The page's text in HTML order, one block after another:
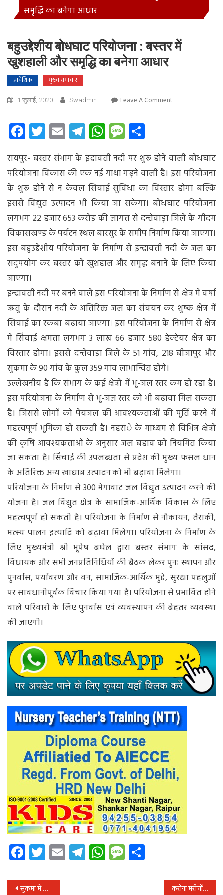
समृद्धि का बनेगा आधार
बहुउद्देशीय बोधघाट परियोजना : बस्तर में
खुशहाली और समृद्धि का बनेगा आधार
प्रादेशिक मुख्य समाचार
1 जुलाई, 2020 Swadmin Leave A CommentOn
बस्तर
में
खुशहाली
और
समृद्धि
का
बनेगा
आधार
Facebook
Twitter
EmailTelegram
WhatsApp
Message
रायपुर- बस्तर संभाग के इंद्रावती नदी पर शुरू होने वाली बोधघाट
परियोजना विकास की एकनई गाथा गढ़ने वाली है। इस परियोजना
के शुरू होने से न केवल सिंचाई सुविधा का विस्तार होगा बल्कि
इससे विद्युत उत्पादन भी किया जा सकेगा। बोधघाट परियोजना
लगभग 22 हजार 653 करोड़ की लागत से दन्तेवाड़ा जिले के गीदम
विकासखण्ड के पर्यटन स्थल बारसुर के समीप निर्माण किया जाएगा।
इस बहुउद्देशीय परियोजना के निर्माण से इन्द्रावती नदी के जल का
सदुपयोग कर बस्तर को खुशहाल और समृद्ध बनाने के लिए किया
जाएगा।
इन्द्रावती नदी पर बनने वाले इस परियोजना के निर्माण से क्षेत्र में वर्षा
ऋतु के दौरान नदी के अतिरिक्त जल का संचयन कर शुष्क क्षेत्र में
सिंचाई का रकबा बढ़ाया जाएगा। इस परियोजना के निर्माण से क्षेत्र
में सिंचाई क्षमता लगभग 3 लाख 66 हजार 580 हेक्टेयर क्षेत्र का
विस्तार होगा। इससे दन्तेवाड़ा जिले के 51 गांव, 218 बीजापुर और
सुकमा के 90 गांव के कुल 359 गांव लाभान्वित होंगे।
उल्लेखनीय है कि संभाग के कई क्षेत्रों में भू-जल स्तर कम हो रहा है।
इस परियोजना के निर्माण से भू-जल स्तर को भी बढ़ावा मिल सकता
है। जिससे लोगों को पेयजल की आवश्यकताओं की पूर्ति करने में
महत्वपूर्ण भूमिका हो सकती है। नहरांे के माध्यम से विभिन्न क्षेत्रों
की कृषि आवश्यकताओं के अनुसार जल बहाव को नियमित किया
जा सकता है। सिंचाई की उपलब्धता से प्रदेश की मुख्य फसल धान
के अतिरिक्त अन्य खाद्यान्न उत्पादन को भी बढ़ावा मिलेगा।
परियोजना के निर्माण से 300 मेगावाट जल विद्युत उत्पादन करने की
योजना है। जल विद्युत क्षेत्र के सामाजिक-आर्थिक विकास के लिए
महत्वपूर्ण हो सकती है। परियोजना के निर्माण से नौकायन, तैराकी,
मत्स्य पालन इत्यादि को बढ़ावा मिलेगा। परियोजना के निर्माण के
लिए मुख्यमंत्री श्री भूपेष बघेल द्वारा बस्तर संभाग के सांसद,
विधायक और सभी जनप्रतिनिधियों की बैठक लेकर पुनः स्थापन और
पुनर्वास, पर्यावरण और वन, सामाजिक-आर्थिक मुद्दे, सुरक्षा पहलुओं
पर सावधानीपूर्वक विचार किया गया है। परियोजना से प्रभावित होने
वाले परिवारों के लिए पुनर्वास एवं व्यवस्थापन की बेहतर व्यवस्था
की जाएगी।
Facebook
Twitter
EmailTelegram
WhatsApp
Message
पोस्ट
सुकमा में एक साल में साढ़े दस हजार से अधिक बच्चों को घर बैठे मिला जाति प्रमाण पत्र करोना मरीजों की ठीक होने की दर बढ़कर दर 59.43 प्रतिशत हुई